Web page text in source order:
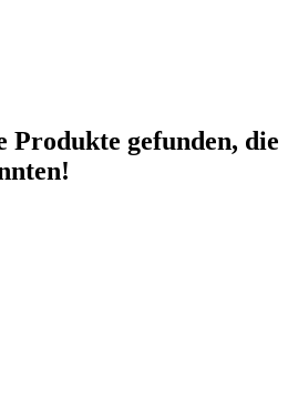
Produkte gefunden, die